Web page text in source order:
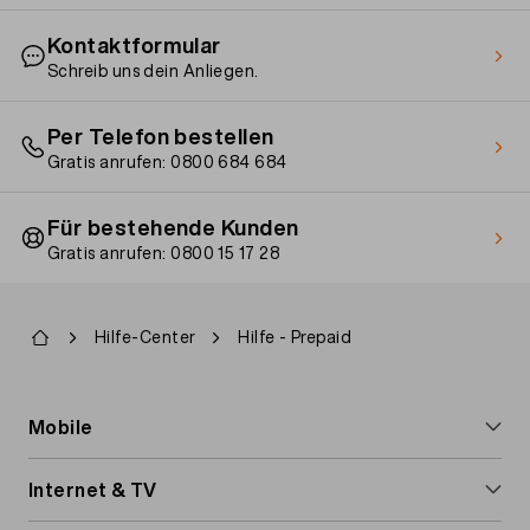
Ein höheres Paket aktivieren
Guthaben aufladen
Kontaktformular
Schreib uns dein Anliegen.
Per Telefon bestellen
Gratis anrufen: 0800 684 684
Für bestehende Kunden
Gratis anrufen: 0800 15 17 28
Pfadnavigation
Hilfe-Center Hilfe - Prepaid
Footer
navigation
Mobile
Internet & TV